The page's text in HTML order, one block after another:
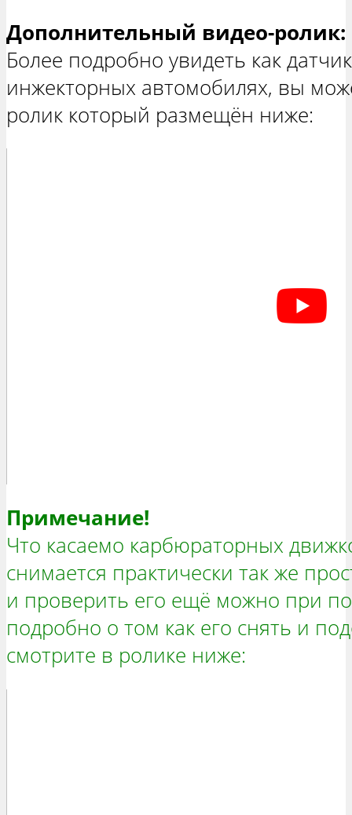
Дополнительный видео-ролик:
Более подробно увидеть как
инжекторных автомобилях, вы
ролик который размещён ниже:
Примечание!
Что касаемо карбюраторных
снимается практически так же
и проверить его ещё можно при
подробно о том как его снять и
смотрите в ролике ниже: